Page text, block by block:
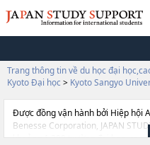
Trang thông tin về du học đại
Kyoto Đại học > Kyoto Sangyo
Được đồng vận hành bởi Hiệp hội
Benesse Corporation, JAPAN
khoảng 1.300 trường đại học, cao